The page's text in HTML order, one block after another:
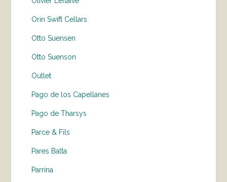
Orin Swift Cellars
Otto Suensen
Otto Suenson
Outlet
Pago de los Capellanes
Pago de Tharsys
Parce & Fils
Pares Balta
Parrina